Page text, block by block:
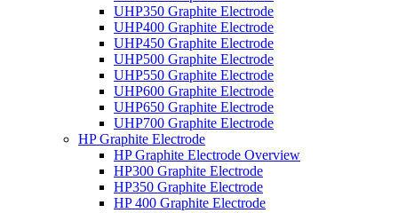
UHP350 Graphite Electrode
UHP400 Graphite Electrode
UHP450 Graphite Electrode
UHP500 Graphite Electrode
UHP550 Graphite Electrode
UHP600 Graphite Electrode
UHP650 Graphite Electrode
UHP700 Graphite Electrode
HP Graphite Electrode
HP Graphite Electrode Overview
HP300 Graphite Electrode
HP350 Graphite Electrode
HP 400 Graphite Electrode